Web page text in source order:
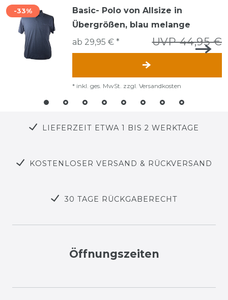
-33%
Basic- Polo von Allsize in
Übergrößen, blau melange
UVP 44,95 €
ab 29,95 € *
* inkl. ges. MwSt. zzgl. Versandkosten
LIEFERZEIT ETWA 1 BIS 2 WERKTAGE
KOSTENLOSER VERSAND & RÜCKVERSAND
30 TAGE RÜCKGABERECHT
Öffnungszeiten